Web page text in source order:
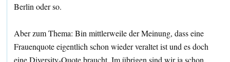
Berlin oder so.
Aber zum Thema: Bin mittlerweile der Meinung, dass eine
Frauenquote eigentlich schon wieder veraltet ist und es doch
eine Diversity-Quote braucht. Im übrigen sind wir ja schon